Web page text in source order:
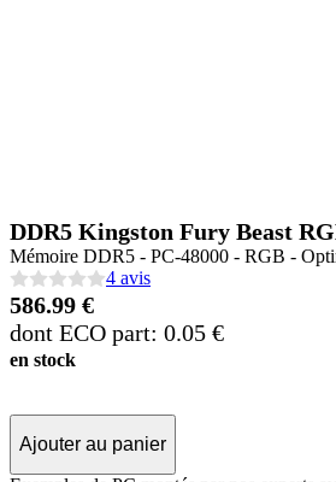
DDR5 Kingston Fury Beast
Mémoire DDR5 - PC-48000 - RGB -
4 avis
586.99 €
dont ECO part: 0.05 €
en stock
Ajouter au panier